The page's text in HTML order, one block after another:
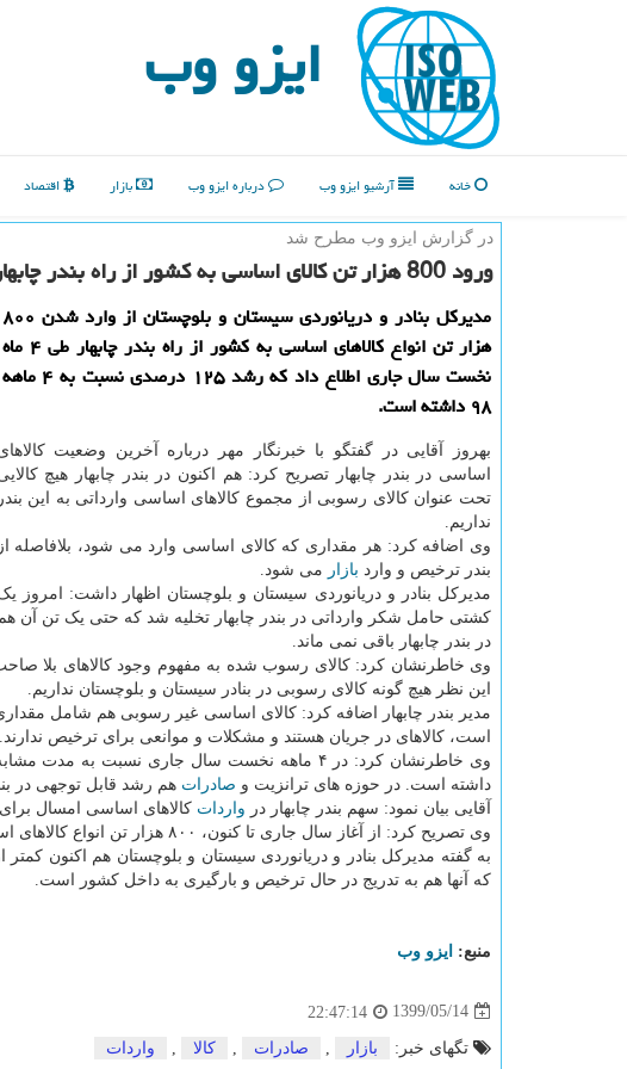
ایزو وب
خانه آرشیو ایزو وب درباره ایزو وب بازار اقتصاد
در گزارش ایزو وب مطرح شد
ورود 800 هزار تن كالای اساسی به كشور از راه بندر چابهار
مدیركل بنادر و دریانوردی سیستان و بلوچستان از وارد شدن ۸۰۰
هزار تن انواع كالاهای اساسی به كشور از راه بندر چابهار طی ۴ ماه
نخست سال جاری اطلاع داد كه رشد ۱۲۵ درصدی نسبت به ۴ ماهه
۹۸ داشته است.
بهروز آقایی در گفتگو با خبرنگار مهر درباره آخرین وضعیت
اساسی در بندر چابهار تصریح کرد: هم اکنون در بندر چابهار هیچ
تحت عنوان کالای رسوبی از مجموع کالاهای اساسی وارداتی به این بندر
نداریم.
وی اضافه کرد: هر مقداری که کالای اساسی وارد می شود، بلافاصله از
بندر ترخیص و وارد بازار می شود.
مدیرکل بنادر و دریانوردی سیستان و بلوچستان اظهار داشت: امروز
کشتی حامل شکر وارداتی در بندر چابهار تخلیه شد که حتی یک تن آن
در بندر چابهار باقی نمی ماند.
وی خاطرنشان کرد: کالای رسوب شده به مفهوم وجود کالاهای بلا
این نظر هیچ گونه کالای رسوبی در بنادر سیستان و بلوچستان نداریم.
مدیر بندر چابهار اضافه کرد: کالای اساسی غیر رسوبی هم شامل
است، کالاهای در جریان هستند و مشکلات و موانعی برای ترخیص ندارند.
داشته است. در حوزه های ترانزیت و صادرات هم رشد قابل توجهی در
آقایی بیان نمود: سهم بندر چابهار در واردات کالاهای اساسی امسال برای ورود به
وی تصریح کرد: از آغاز سال جاری تا کنون، ۸۰۰ هزار تن انواع کالاهای اساسی از راه بندر چابهار وارد کشور شده است.
که آنها هم به تدریج در حال ترخیص و بارگیری به داخل کشور است.
منبع: ایزو وب
1399/05/14
22:47:14
تگهای خبر: بازار صادرات كالا واردات